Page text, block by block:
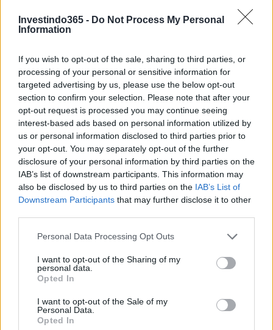
Investindo365 - Do Not Process My Personal
Information
If you wish to opt-out of the sale, sharing to third parties, or
processing of your personal or sensitive information for
targeted advertising by us, please use the below opt-out
section to confirm your selection. Please note that after your
opt-out request is processed you may continue seeing
interest-based ads based on personal information utilized by
us or personal information disclosed to third parties prior to
your opt-out. You may separately opt-out of the further
disclosure of your personal information by third parties on the
IAB’s list of downstream participants. This information may
also be disclosed by us to third parties on the IAB’s List of
Downstream Participants that may further disclose it to other
Please note that this website/app uses one or more Google
not limited to your visit or usage behaviour. You may click to
grant or deny consent to Google and its third-party tags to
use your data for below specified purposes in below Google
consent section.
Personal Data Processing Opt Outs
I want to opt-out of the Sharing of my
personal data.
Opted In
I want to opt-out of the Sale of my
Personal Data.
Opted In
Continue lendo
FINANÇA